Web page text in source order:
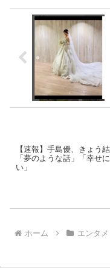
【速報】手島優、きょう
「夢のような話」「幸せ
い」
ホーム エンタメ